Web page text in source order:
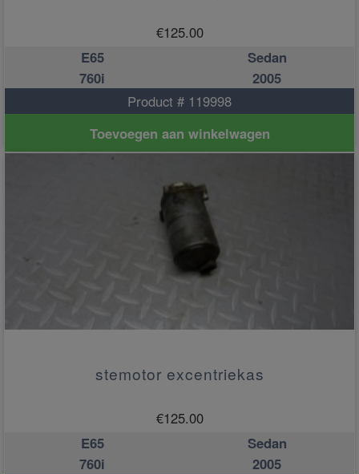
€125.00
E65
Sedan
760i
2005
Product # 119998
Toevoegen aan winkelwagen
stemotor excentriekas
€125.00
E65
Sedan
760i
2005